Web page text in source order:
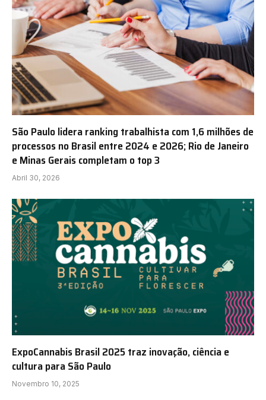
São Paulo lidera ranking trabalhista com 1,6 milhões de
processos no Brasil entre 2024 e 2026; Rio de Janeiro
e Minas Gerais completam o top 3
Abril 30, 2026
ExpoCannabis Brasil 2025 traz inovação, ciência e
cultura para São Paulo
Novembro 10, 2025